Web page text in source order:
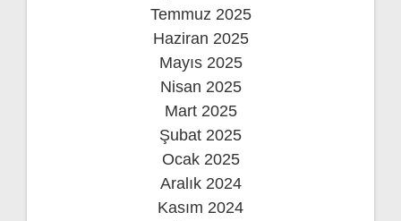
Temmuz 2025
Haziran 2025
Mayıs 2025
Nisan 2025
Mart 2025
Şubat 2025
Ocak 2025
Aralık 2024
Kasım 2024